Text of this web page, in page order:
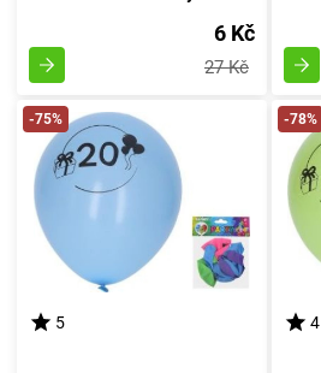
6 Kč
27 Kč
-75%
5
-78%
4